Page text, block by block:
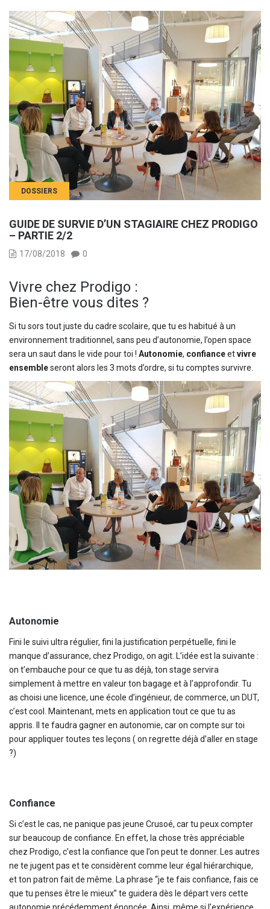
DOSSIERS
GUIDE DE SURVIE D’UN STAGIAIRE CHEZ PRODIGO
– PARTIE 2/2
17/08/2018 0
Vivre chez Prodigo :
Bien-être vous dites ?
Si tu sors tout juste du cadre scolaire, que tu es habitué à un
environnement traditionnel, sans peu d’autonomie, l’open space
sera un saut dans le vide pour toi ! Autonomie, confianceetvivre
ensembleseront alors les 3 mots d’ordre, si tu comptes survivre.
Autonomie
Fini le suivi ultra régulier, fini la justification perpétuelle, fini le
manque d’assurance, chez Prodigo, on agit. L’idée est la suivante :
on t’embauche pour ce que tu as déjà, ton stage servira
simplement à mettre en valeur ton bagage et à l’approfondir. Tu
as choisi une licence, une école d’ingénieur, de commerce, un DUT,
c’est cool. Maintenant, mets en application tout ce que tu as
appris. Il te faudra gagner en autonomie, car on compte sur toi
pour appliquer toutes tes leçons ( on regrette déjà d’aller en stage
?)
Confiance
Si c’est le cas, ne panique pas jeune Crusoé, car tu peux compter
sur beaucoup de confiance. En effet, la chose très appréciable
chez Prodigo, c’est la confiance que l’on peut te donner. Les autres
ne te jugent pas et te considèrent comme leur égal hiérarchique,
et ton patron fait de même. La phrase “je te fais confiance, fais ce
que tu penses être le mieux” te guidera dès le départ vers cette